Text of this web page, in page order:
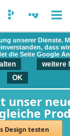
unserer Dienste.
dass
die Seite Google
weitere
OK
unser
Design testen